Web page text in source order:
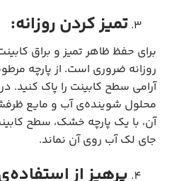
تمیز کردن روزانه:
برای حفظ ظاهر تمیز و براق
روزانه ضروری است. از پارچه
آرامی سطح کابینت را پاک کنید.
محلول شوینده‌ی آب و مایع
آن، با یک پارچه خشک، سطح
جای لک آب روی آن نماند.
پرهیز از